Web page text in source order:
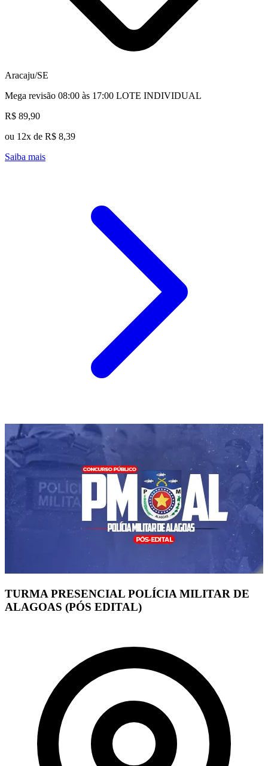
Aracaju/SE
Mega revisão 08:00 às 17:00 LOTE INDIVIDUAL
R$ 89,90
ou 12x de R$ 8,39
Saiba mais
TURMA PRESENCIAL POLÍCIA MILITAR DE
ALAGOAS (PÓS EDITAL)